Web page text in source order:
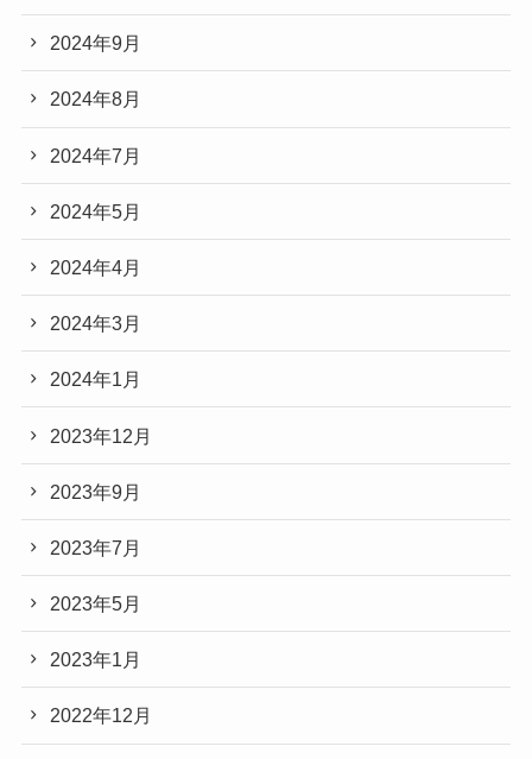
2024年9月
2024年8月
2024年7月
2024年5月
2024年4月
2024年3月
2024年1月
2023年12月
2023年9月
2023年7月
2023年5月
2023年1月
2022年12月